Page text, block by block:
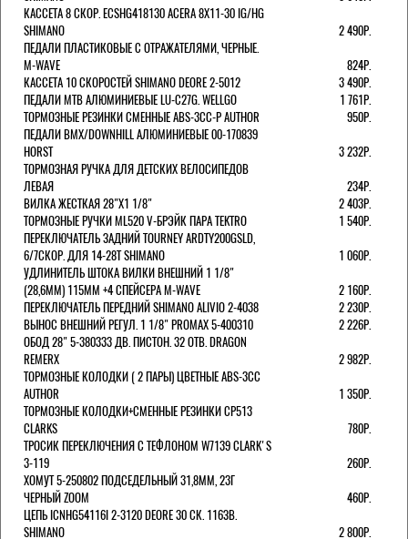
КАССЕТА 8 СКОР. ECSHG418130 ACERA 8Х11-30 IG/HG
SHIMANO
2 490Р.
ПЕДАЛИ ПЛАСТИКОВЫЕ С ОТРАЖАТЕЛЯМИ, ЧЕРНЫЕ.
M-WAVE
824Р.
КАССЕТА 10 СКОРОСТЕЙ SHIMANO DEORE 2-5012
3 490Р.
ПЕДАЛИ MTB АЛЮМИНИЕВЫЕ LU-C27G. WELLGO
1 761Р.
ТОРМОЗНЫЕ РЕЗИНКИ СМЕННЫЕ ABS-3CC-P AUTHOR
950Р.
ПЕДАЛИ BMX/DOWNHILL АЛЮМИНИЕВЫЕ 00-170839
HORST
3 232Р.
ТОРМОЗНАЯ РУЧКА ДЛЯ ДЕТСКИХ ВЕЛОСИПЕДОВ
ЛЕВАЯ
234Р.
ВИЛКА ЖЕСТКАЯ 28"Х1 1/8"
2 403Р.
ТОРМОЗНЫЕ РУЧКИ ML520 V-БРЭЙК ПАРА TEKTRO
1 540Р.
ПЕРЕКЛЮЧАТЕЛЬ ЗАДНИЙ TOURNEY ARDTY200GSLD,
6/7СКОР. ДЛЯ 14-28T SHIMANO
1 060Р.
УДЛИНИТЕЛЬ ШТОКА ВИЛКИ ВНЕШНИЙ 1 1/8"
(28,6ММ) 115ММ +4 СПЕЙСЕРА M-WAVE
2 160Р.
ПЕРЕКЛЮЧАТЕЛЬ ПЕРЕДНИЙ SHIMANO ALIVIO 2-4038
2 230Р.
ВЫНОС ВНЕШНИЙ РЕГУЛ. 1 1/8" PROMAX 5-400310
2 226Р.
ОБОД 28" 5-380333 ДВ. ПИСТОН. 32 ОТВ. DRAGON
REMERX
2 982Р.
ТОРМОЗНЫЕ КОЛОДКИ ( 2 ПАРЫ) ЦВЕТНЫЕ ABS-3CC
AUTHOR
1 350Р.
ТОРМОЗНЫЕ КОЛОДКИ+СМЕННЫЕ РЕЗИНКИ CP513
CLARKS
780Р.
ТРОСИК ПЕРЕКЛЮЧЕНИЯ С ТЕФЛОНОМ W7139 СLARK'S
3-119
260Р.
ХОМУТ 5-250802 ПОДСЕДЕЛЬНЫЙ 31,8ММ, 23Г
ЧЕРНЫЙ ZOOM
460Р.
ЦЕПЬ ICNHG54116I 2-3120 DEORE 30 СК. 116ЗВ.
SHIMANO
2 800Р.